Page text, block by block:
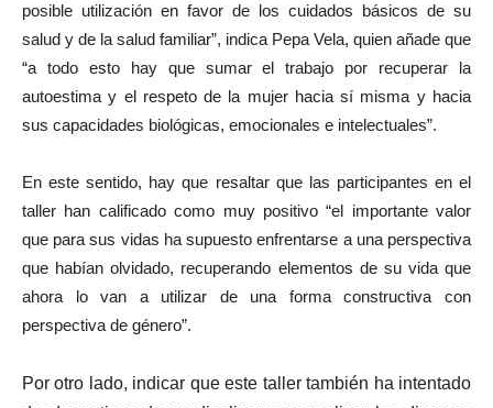
posible utilización en favor de los cuidados básicos de su
salud y de la salud familiar”, indica Pepa Vela, quien añade que
“a todo esto hay que sumar el trabajo por recuperar la
autoestima y el respeto de la mujer hacia sí misma y hacia
sus capacidades biológicas, emocionales e intelectuales”.
En este sentido, hay que resaltar que las participantes en el
taller han calificado como muy positivo “el importante valor
que para sus vidas ha supuesto enfrentarse a una perspectiva
que habían olvidado, recuperando elementos de su vida que
ahora lo van a utilizar de una forma constructiva con
perspectiva de género”.
Por otro lado, indicar que este taller también ha intentado